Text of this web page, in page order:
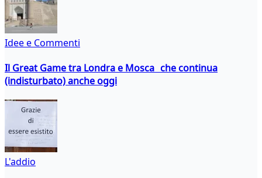
Idee e Commenti
Il Great Game tra Londra e Mosca che continua
(indisturbato) anche oggi
L'addio